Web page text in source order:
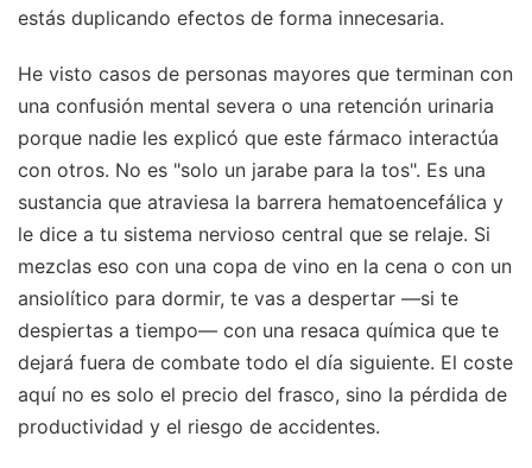
estás duplicando efectos de forma innecesaria.
He visto casos de personas mayores que terminan con
una confusión mental severa o una retención urinaria
porque nadie les explicó que este fármaco interactúa
con otros. No es "solo un jarabe para la tos". Es una
sustancia que atraviesa la barrera hematoencefálica y
le dice a tu sistema nervioso central que se relaje. Si
mezclas eso con una copa de vino en la cena o con un
ansiolítico para dormir, te vas a despertar —si te
despiertas a tiempo— con una resaca química que te
dejará fuera de combate todo el día siguiente. El coste
aquí no es solo el precio del frasco, sino la pérdida de
productividad y el riesgo de accidentes.